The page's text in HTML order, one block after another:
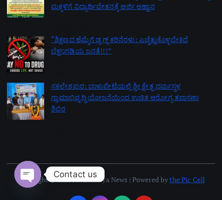
ಮಕ್ಕಳಿಗೆ ವಿದ್ಯಾರ್ಥಿವೇತನಕ್ಕೆ ಅರ್ಜಿ ಆಹ್ವಾನ
“ಶಿಕ್ಷಣದ ಹೆಮ್ಮೆಗೆ ಡ್ರಗ್ಸ್ ಕರಿನೆರಳು: ಎಚ್ಚೆತ್ತುಕೊಳ್ಳಬೇಕಿದೆ
ಬೆಳ್ತಂಗಡಿಯ ಜನತೆ!!!”
ಸಕಲೇಶಪುರ: ಬಾಳುಪೇಟೆಯಲ್ಲಿ ಶ್ರೀ ಕ್ಷೇತ್ರ ಧರ್ಮಸ್ಥಳ
ಗ್ರಾಮಾಭಿವೃದ್ಧಿ ಯೋಜನೆಯಿಂದ ಉಚಿತ ಆರೋಗ್ಯ ತಪಾಸಣಾ
ಶಿಬಿರ
Copyright © 2026 Kalanirnaya News | Powered bythe Pic Cell
Contact us